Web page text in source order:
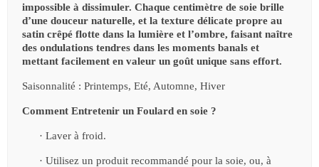
impossible à dissimuler. Chaque centimètre de soie brille
d’une douceur naturelle, et la texture délicate propre au
satin crêpé flotte dans la lumière et l’ombre, faisant naître
des ondulations tendres dans les moments banals et
mettant facilement en valeur un goût unique sans effort.
Saisonnalité : Printemps, Eté, Automne, Hiver
Comment Entretenir un Foulard en soie ?
· Laver à froid.
· Utilisez un produit recommandé pour la soie, ou, à